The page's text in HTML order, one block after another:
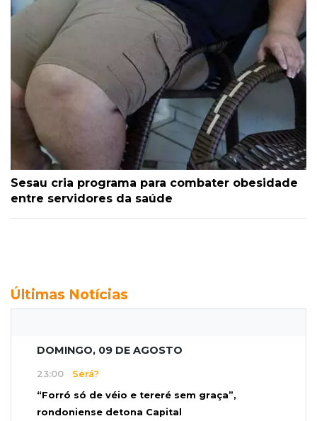
Sesau cria programa para combater obesidade
entre servidores da saúde
Últimas Notícias
DOMINGO, 09 DE AGOSTO
23:00 Será?
“Forró só de véio e tereré sem graça”,
rondoniense detona Capital